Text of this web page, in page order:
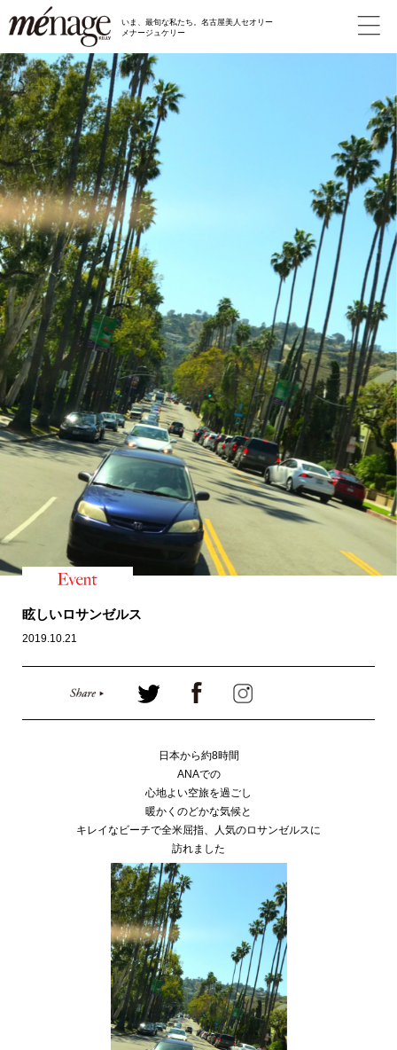
いま、最旬な私たち。名古屋美人セオリー
メナージュケリー
眩しいロサンゼルス
2019.10.21
日本から約8時間
ANAでの
心地よい空旅を過ごし
暖かくのどかな気候と
キレイなビーチで全米屈指、人気のロサンゼルスに
訪れました